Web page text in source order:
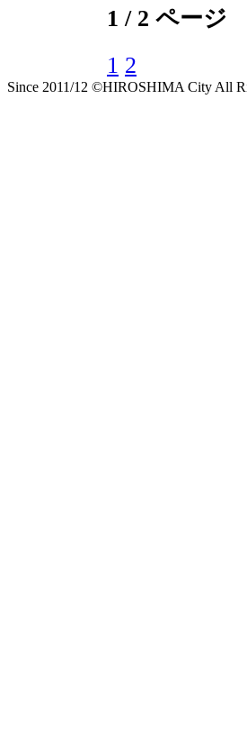
1 / 2 ページ
1 2
Since 2011/12 ©HIROSHIMA City All